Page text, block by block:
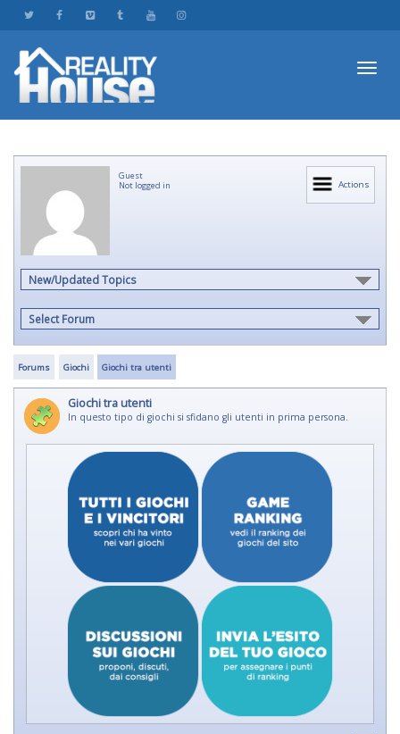
Actions
Guest
Not logged in
New/Updated Topics
Select Forum
Forums Giochi Giochi tra utenti
Giochi tra utenti
In questo tipo di giochi si sfidano gli utenti in prima persona.